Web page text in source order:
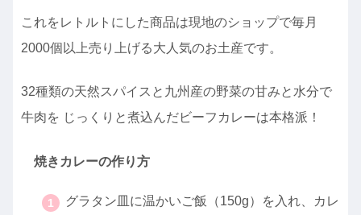
これをレトルトにした商品は現地のショップで毎月
2000個以上売り上げる大人気のお土産です。
32種類の天然スパイスと九州産の野菜の甘みと水分で
牛肉を じっくりと煮込んだビーフカレーは本格派！
焼きカレーの作り方
グラタン皿に温かいご飯（150g）を入れ、カレ